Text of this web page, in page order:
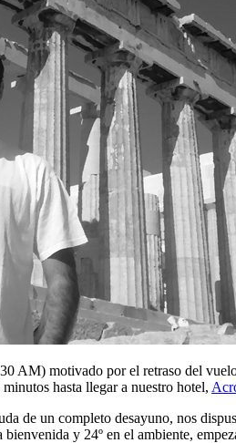
AM) motivado por el retraso del
hasta llegar a nuestro hotel,
de un completo desayuno, nos
y 24º en el ambiente,